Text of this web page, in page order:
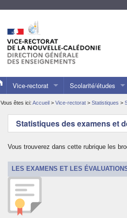
Vice-rectorat
Présentation du vice-rectorat
Les publications du VR
Quelques repères
Le calendrier scolaire
Statistiques
Scolarité/études
Les collèges et
L’inscription de
Les stages
Vous êtes ici: Accueil > Vice-rectorat > Statistiques >
Statistiques des examens et
Vous trouverez dans cette rubrique les
LES EXAMENS ET LES